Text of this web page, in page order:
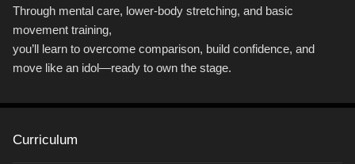
Through mental care, lower-body stretching, and basic
movement training,
you’ll learn to overcome comparison, build confidence, and
move like an idol—ready to own the stage.
Curriculum